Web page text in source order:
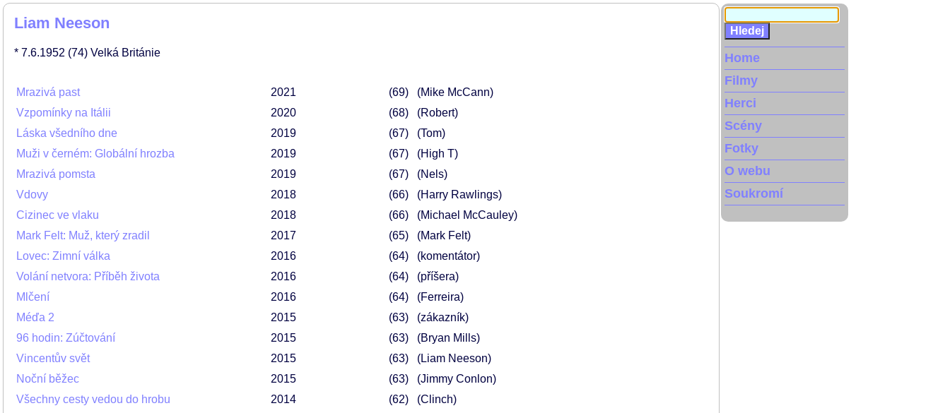
Liam Neeson
* 7.6.1952 (74) Velká Británie
Mrazivá past 2021 69
(Mike McCann)
Vzpomínky na Itálii
2020 68
(Robert)
Láska všedního dne
2019 67
(Tom)
Muži v černém: Globální hrozba
2019 67
(High T)
Mrazivá pomsta
2019 67
(Nels)
Vdovy
2018 66
(Harry Rawlings)
Cizinec ve vlaku
2018 66
(Michael McCauley)
Mark Felt: Muž, který zradil
2017 65
(Mark Felt)
Lovec: Zimní válka
2016 64
(komentátor)
Volání netvora: Příběh života
2016 64
(příšera)
Mlčení
2016 64
(Ferreira)
Méďa 2
2015 63
(zákazník)
96 hodin: Zúčtování
2015 63
(Bryan Mills)
Vincentův svět
2015 63
(Liam Neeson)
Noční běžec
2015 63
(Jimmy Conlon)
Všechny cesty vedou do hrobu
2014 62
(Clinch)
Home
Filmy
Herci
Scény
Fotky
O webu
Soukromí